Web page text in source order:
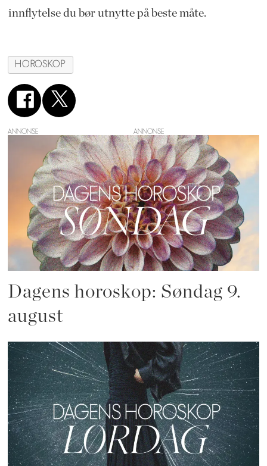
innflytelse du bør utnytte på beste måte.
HOROSKOP
ANNONSE
Dagens horoskop: Søndag 9.
august